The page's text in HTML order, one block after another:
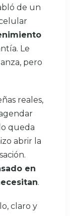
de un
Le
pero
reales,
queda
abrir la
en
.
claro y